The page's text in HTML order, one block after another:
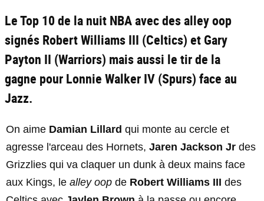
Le Top 10 de la nuit NBA avec des alley oop
signés Robert Williams III (Celtics) et Gary
Payton II (Warriors) mais aussi le tir de la
gagne pour Lonnie Walker IV (Spurs) face au
Jazz.
On aime Damian Lillard qui monte au cercle et
agresse l'arceau des Hornets, Jaren Jackson Jr des
Grizzlies qui va claquer un dunk à deux mains face
aux Kings, le alley oop de Robert Williams III des